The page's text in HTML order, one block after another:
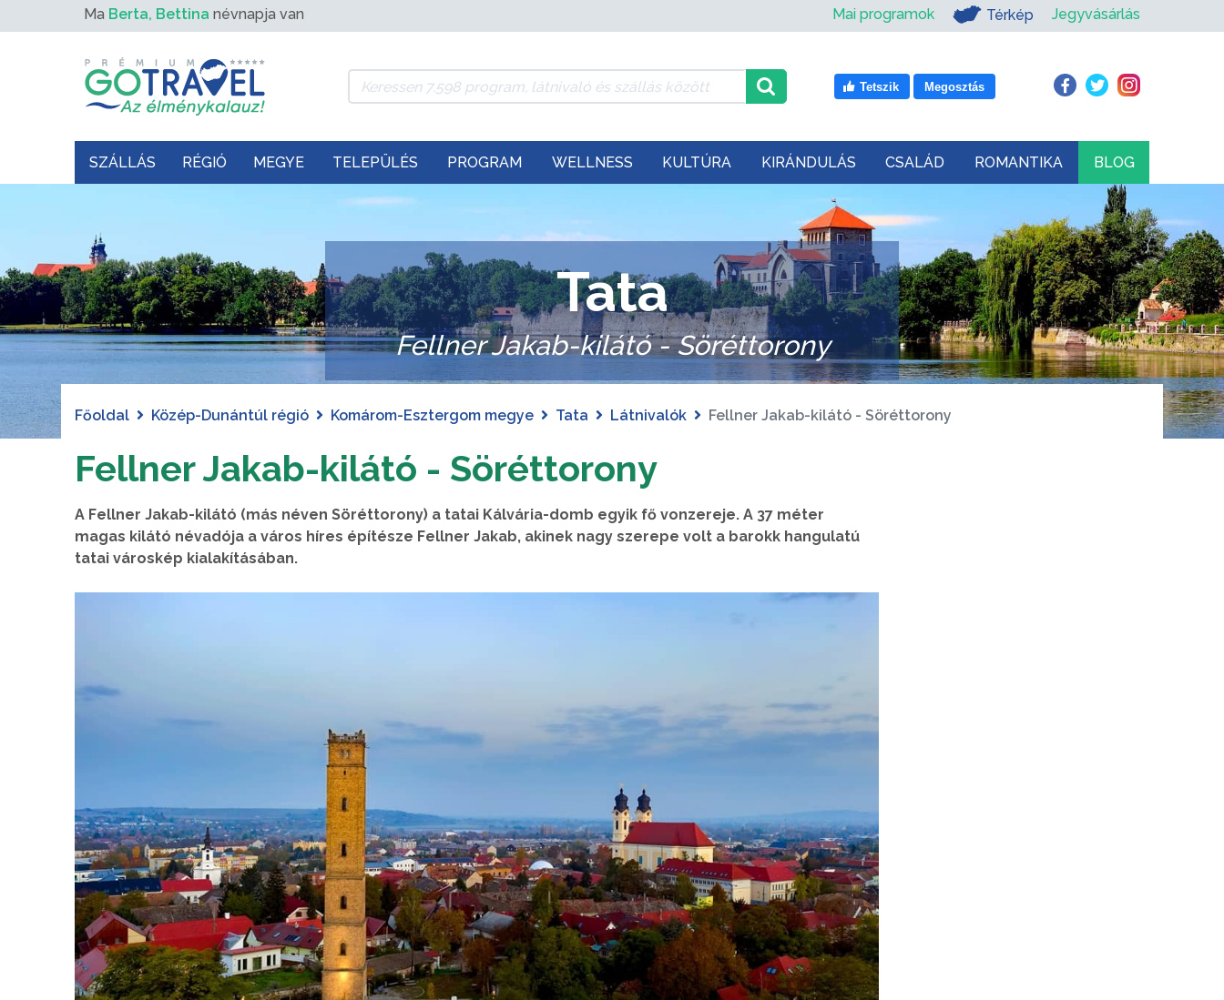
Ma Berta, Bettina névnapja van Mai programok Térkép Jegyvásárlás
Tetszik Megosztás
SZÁLLÁS RÉGIÓ MEGYE TELEPÜLÉS PROGRAM WELLNESS KULTÚRA KIRÁNDULÁS CSALÁD ROMANTIKA BLOG
Tata
Fellner Jakab-kilátó - Söréttorony
Főoldal Közép-Dunántúl régió Komárom-Esztergom megye Tata Látnivalók Fellner Jakab-kilátó - Söréttorony
Fellner Jakab-kilátó - Söréttorony
A Fellner Jakab-kilátó (más néven Söréttorony) a tatai Kálvária-domb egyik fő vonzereje. A 37 méter
magas kilátó névadója a város híres építésze Fellner Jakab, akinek nagy szerepe volt a barokk hangulatú
tatai városkép kialakításában.